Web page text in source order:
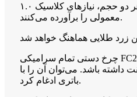
۱.۰ میلی‌لیتر و ۰.۵ میلی‌لیتر، هر دو حجم، نیازهای کلاسیک
معمولی را برآورده می‌کنند.
چرخ دستی تمام سرامیکی FC20 می‌تواند کاملاً با باتری
داشته باشد. می‌توان آن را با
باتری ادغام کرد.